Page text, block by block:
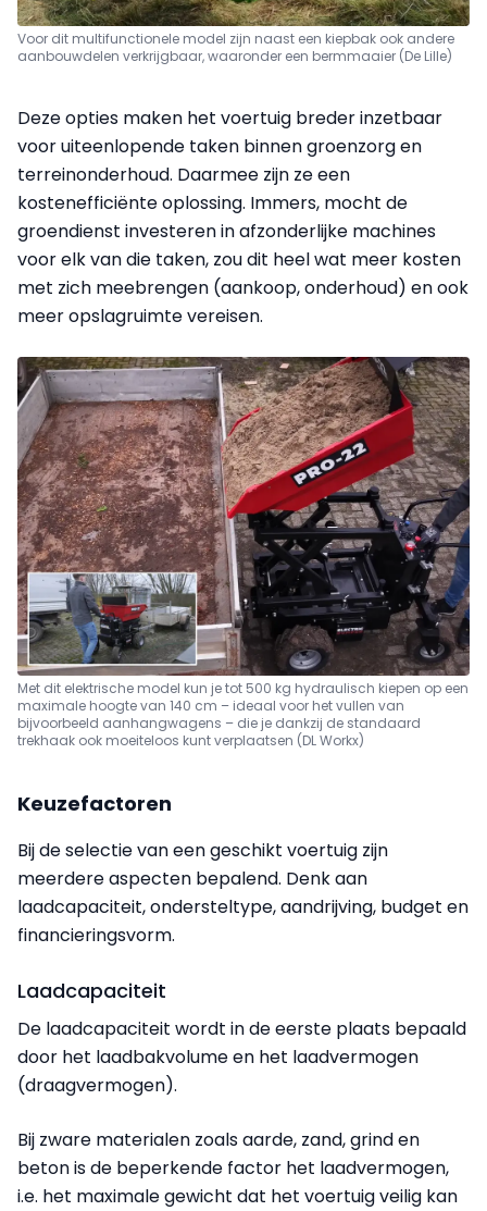
Voor dit multifunctionele model zijn naast een kiepbak ook andere
aanbouwdelen verkrijgbaar, waaronder een bermmaaier (De Lille)
Deze opties maken het voertuig breder inzetbaar
voor uiteenlopende taken binnen groenzorg en
terreinonderhoud. Daarmee zijn ze een
kostenefficiënte oplossing. Immers, mocht de
groendienst investeren in afzonderlijke machines
voor elk van die taken, zou dit heel wat meer kosten
met zich meebrengen (aankoop, onderhoud) en ook
meer opslagruimte vereisen.
Met dit elektrische model kun je tot 500 kg hydraulisch kiepen op een
maximale hoogte van 140 cm – ideaal voor het vullen van
bijvoorbeeld aanhangwagens – die je dankzij de standaard
trekhaak ook moeiteloos kunt verplaatsen (DL Workx)
Keuzefactoren
Bij de selectie van een geschikt voertuig zijn
meerdere aspecten bepalend. Denk aan
laadcapaciteit, ondersteltype, aandrijving, budget en
financieringsvorm.
Laadcapaciteit
De laadcapaciteit wordt in de eerste plaats bepaald
door het laadbakvolume en het laadvermogen
(draagvermogen).
Bij zware materialen zoals aarde, zand, grind en
beton is de beperkende factor het laadvermogen,
i.e. het maximale gewicht dat het voertuig veilig kan